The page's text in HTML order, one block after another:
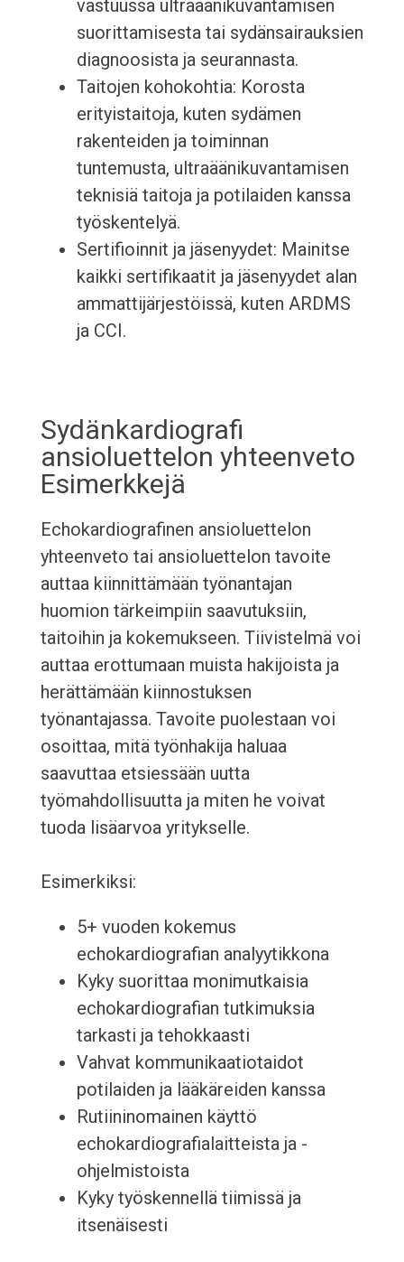
vastuussa ultraäänikuvantamisen
suorittamisesta tai sydänsairauksien
diagnoosista ja seurannasta.
Taitojen kohokohtia: Korosta
erityistaitoja, kuten sydämen
rakenteiden ja toiminnan
tuntemusta, ultraäänikuvantamisen
teknisiä taitoja ja potilaiden kanssa
työskentelyä.
Sertifioinnit ja jäsenyydet: Mainitse
kaikki sertifikaatit ja jäsenyydet alan
ammattijärjestöissä, kuten ARDMS
ja CCI.
Sydänkardiografi
ansioluettelon yhteenveto
Esimerkkejä
Echokardiografinen ansioluettelon
yhteenveto tai ansioluettelon tavoite
auttaa kiinnittämään työnantajan
huomion tärkeimpiin saavutuksiin,
taitoihin ja kokemukseen. Tiivistelmä voi
auttaa erottumaan muista hakijoista ja
herättämään kiinnostuksen
työnantajassa. Tavoite puolestaan voi
osoittaa, mitä työnhakija haluaa
saavuttaa etsiessään uutta
työmahdollisuutta ja miten he voivat
tuoda lisäarvoa yritykselle.
Esimerkiksi:
5+ vuoden kokemus
echokardiografian analyytikkona
Kyky suorittaa monimutkaisia ​​
echokardiografian tutkimuksia
tarkasti ja tehokkaasti
Vahvat kommunikaatiotaidot
potilaiden ja lääkäreiden kanssa
Rutiininomainen käyttö
echokardiografialaitteista ja -
ohjelmistoista
Kyky työskennellä tiimissä ja
itsenäisesti